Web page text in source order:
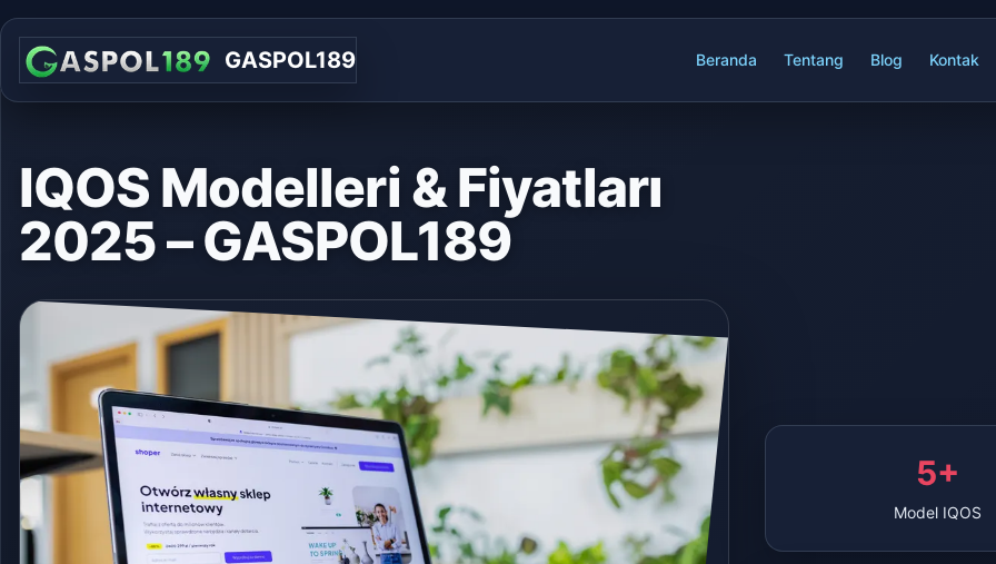
GASPOL189 Beranda Tentang Blog Kontak
IQOS Modelleri & Fiyatları
2025 – GASPOL189
5+
Model IQOS